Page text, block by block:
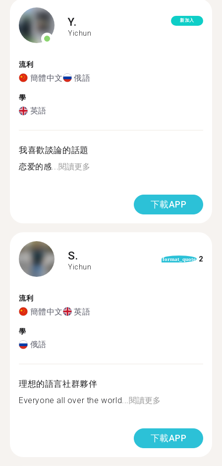
Y.
Yichun
新加入
流利
簡體中文 俄語
學
英語
我喜歡談論的話題
恋爱的感...閱讀更多
下載APP
S.
Yichun
format_quote 2
流利
簡體中文 英語
學
俄語
理想的語言社群夥伴
Everyone all over the world...閱讀更多
下載APP